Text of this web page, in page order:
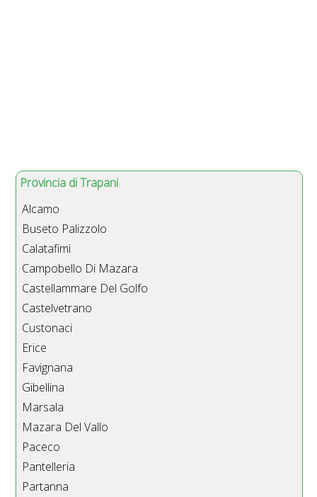
Provincia di Trapani
Alcamo
Buseto Palizzolo
Calatafimi
Campobello Di Mazara
Castellammare Del Golfo
Castelvetrano
Custonaci
Erice
Favignana
Gibellina
Marsala
Mazara Del Vallo
Paceco
Pantelleria
Partanna